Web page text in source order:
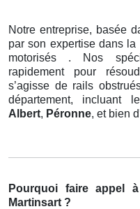
Notre entreprise, basée
par son expertise dans
motorisés . Nos
rapidement pour
s’agisse de rails
département, incluant
Albert, Péronne, et bien
Pourquoi faire appel
Martinsart ?